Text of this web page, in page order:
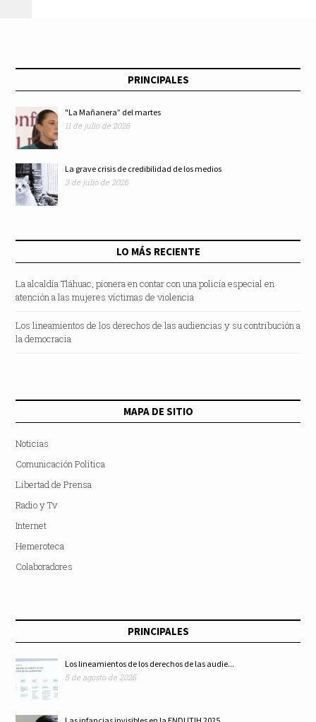
PRINCIPALES
"La Mañanera” del martes
11 de julio de 2026
La grave crisis de credibilidad de los medios
3 de julio de 2026
LO MÁS RECIENTE
La alcaldía Tláhuac, pionera en contar con una policía especial en
atención a las mujeres víctimas de violencia
Los lineamientos de los derechos de las audiencias y su contribución a
la democracia
MAPA DE SITIO
Noticias
Comunicación Política
Libertad de Prensa
Radio y Tv
Internet
Hemeroteca
Colaboradores
PRINCIPALES
Los lineamientos de los derechos de las audie...
5 de agosto de 2026